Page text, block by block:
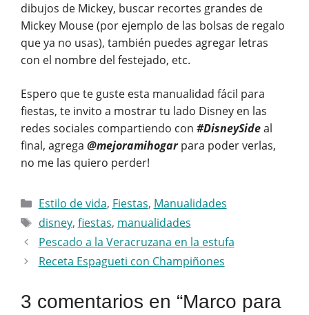
dibujos de Mickey, buscar recortes grandes de
Mickey Mouse (por ejemplo de las bolsas de regalo
que ya no usas), también puedes agregar letras
con el nombre del festejado, etc.
Espero que te guste esta manualidad fácil para
fiestas, te invito a mostrar tu lado Disney en las
redes sociales compartiendo con #DisneySideal
final, agrega @mejoramihogarpara poder verlas,
no me las quiero perder!
Categorías
Estilo de vida, Fiestas, Manualidades
Etiquetas
disney, fiestas, manualidades
Pescado a la Veracruzana en la estufa
Receta Espagueti con Champiñones
3 comentarios en “Marco para